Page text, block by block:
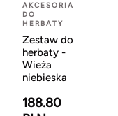
AKCESORIA
DO
HERBATY
Zestaw do
herbaty -
Wieża
niebieska
188.80